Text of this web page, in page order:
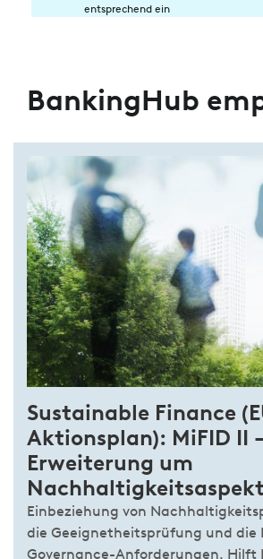
entsprechend ein
BankingHub
Sustainable Finance
Aktionsplan): MiFID II
Erweiterung um
Einbeziehung von
die Geeignetheitsprüfung und die
Governance-Anforderungen. Hilft